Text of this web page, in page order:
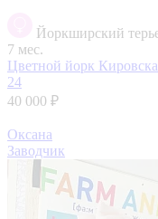
Йоркширский
7 мес.
Цветной йорк
24
40 000 ₽
Оксана
Заводчик